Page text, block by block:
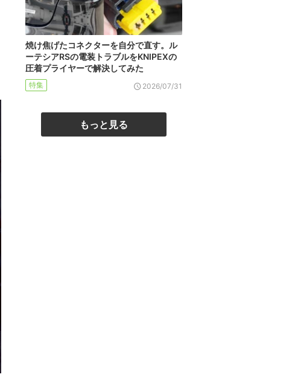
焼け焦げたコネクターを自分で直す。ル
ーテシアRSの電装トラブルをKNIPEXの
圧着プライヤーで解決してみた
特集 2026/07/31
もっと見る